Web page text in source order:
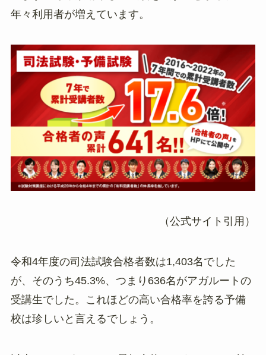
年々利用者が増えています。
（公式サイト引用）
令和4年度の司法試験合格者数は1,403名でした
が、そのうち45.3%、つまり636名がアガルートの
受講生でした。これほどの高い合格率を誇る予備
校は珍しいと言えるでしょう。